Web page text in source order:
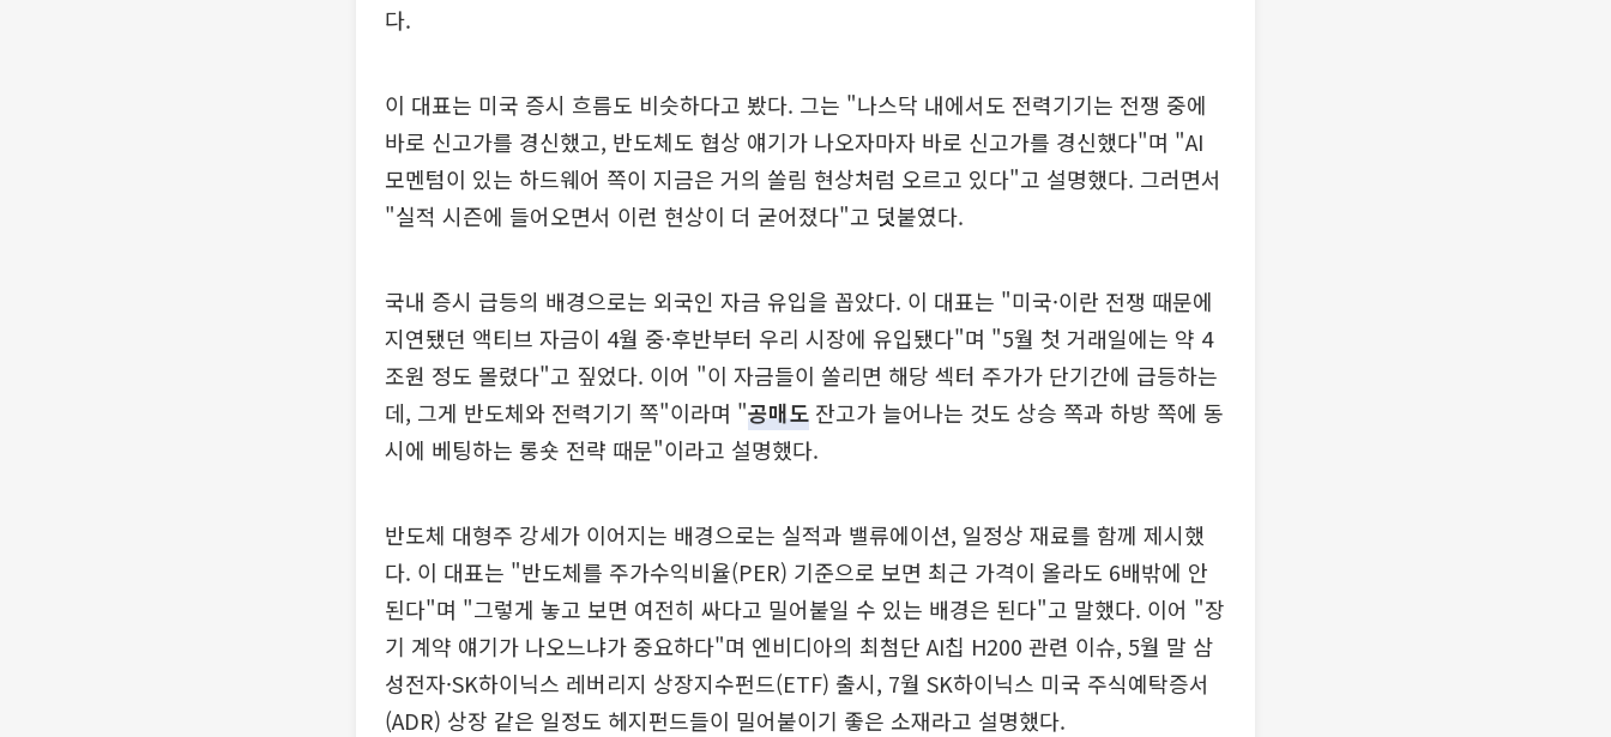
다.
이 대표는 미국 증시 흐름도 비슷하다고 봤다. 그는 "나스닥 내에서도 전력기기는 전쟁 중에
바로 신고가를 경신했고, 반도체도 협상 얘기가 나오자마자 바로 신고가를 경신했다"며 "AI
모멘텀이 있는 하드웨어 쪽이 지금은 거의 쏠림 현상처럼 오르고 있다"고 설명했다. 그러면서
"실적 시즌에 들어오면서 이런 현상이 더 굳어졌다"고 덧붙였다.
국내 증시 급등의 배경으로는 외국인 자금 유입을 꼽았다. 이 대표는 "미국·이란 전쟁 때문에
지연됐던 액티브 자금이 4월 중·후반부터 우리 시장에 유입됐다"며 "5월 첫 거래일에는 약 4
조원 정도 몰렸다"고 짚었다. 이어 "이 자금들이 쏠리면 해당 섹터 주가가 단기간에 급등하는
데, 그게 반도체와 전력기기 쪽"이라며 "공매도 잔고가 늘어나는 것도 상승 쪽과 하방 쪽에 동
시에 베팅하는 롱숏 전략 때문"이라고 설명했다.
반도체 대형주 강세가 이어지는 배경으로는 실적과 밸류에이션, 일정상 재료를 함께 제시했
다. 이 대표는 "반도체를 주가수익비율(PER) 기준으로 보면 최근 가격이 올라도 6배밖에 안
된다"며 "그렇게 놓고 보면 여전히 싸다고 밀어붙일 수 있는 배경은 된다"고 말했다. 이어 "장
기 계약 얘기가 나오느냐가 중요하다"며 엔비디아의 최첨단 AI칩 H200 관련 이슈, 5월 말 삼
성전자·SK하이닉스 레버리지 상장지수펀드(ETF) 출시, 7월 SK하이닉스 미국 주식예탁증서
(ADR) 상장 같은 일정도 헤지펀드들이 밀어붙이기 좋은 소재라고 설명했다.